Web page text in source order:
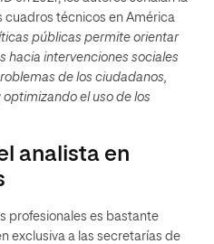
cuadros técnicos en América
públicas permite orientar
hacia intervenciones sociales
de los ciudadanos,
el uso de los
analista en
profesionales es bastante
exclusiva a las secretarías de